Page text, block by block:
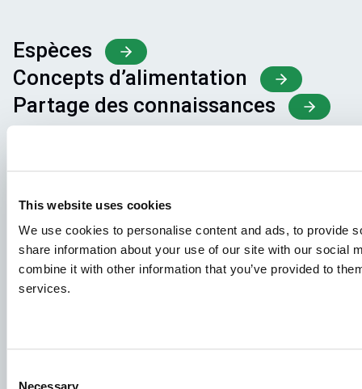
This website uses cookies
We use cookies to personalise content and ads, to provide
share information about your use of our site with our social
combine it with other information that you’ve provided to
services.
Necessary
Espèces
Concepts d’alimentation
Partage des connaissances
Demandes d'emploi
Pour que votre candidature aboutisse au bon endroit,
Nous nous réjouissons de la lire !